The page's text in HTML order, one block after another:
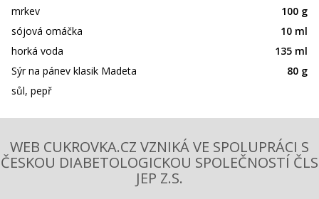
mrkev
100 g
sójová omáčka
10 ml
horká voda
135 ml
Sýr na pánev klasik Madeta
80 g
sůl, pepř
WEB CUKROVKA.CZ VZNIKÁ VE SPOLUPRÁCI S
ČESKOU DIABETOLOGICKOU SPOLEČNOSTÍ ČLS
JEP Z.S.